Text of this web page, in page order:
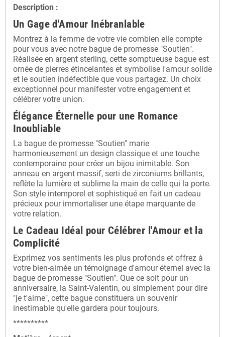
Description :
Un Gage d'Amour Inébranlable
Montrez à la femme de votre vie combien elle compte
pour vous avec notre bague de promesse "Soutien".
Réalisée en argent sterling, cette somptueuse bague est
ornée de pierres étincelantes et symbolise l'amour solide
et le soutien indéfectible que vous partagez. Un choix
exceptionnel pour manifester votre engagement et
célébrer votre union.
Élégance Éternelle pour une Romance
Inoubliable
La bague de promesse "Soutien" marie
harmonieusement un design classique et une touche
contemporaine pour créer un bijou inimitable. Son
anneau en argent massif, serti de zirconiums brillants,
reflète la lumière et sublime la main de celle qui la porte.
Son style intemporel et sophistiqué en fait un cadeau
précieux pour immortaliser une étape marquante de
votre relation.
Le Cadeau Idéal pour Célébrer l'Amour et la
Complicité
Exprimez vos sentiments les plus profonds et offrez à
votre bien-aimée un témoignage d'amour éternel avec la
bague de promesse "Soutien". Que ce soit pour un
anniversaire, la Saint-Valentin, ou simplement pour dire
"je t'aime", cette bague constituera un souvenir
inestimable qu'elle gardera pour toujours.
**********